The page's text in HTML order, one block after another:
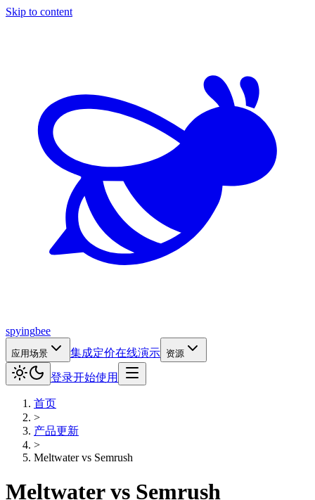
Skip to content
spyingbee
应用场景 集成定价在线演示 资源
登录开始使用
首页
>
产品更新
>
Meltwatervs Semrush
Meltwatervs Semrush